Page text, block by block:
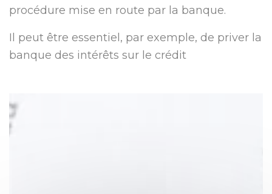
procédure mise en route par la banque.
Il peut être essentiel, par exemple, de priver la
banque des intérêts sur le crédit